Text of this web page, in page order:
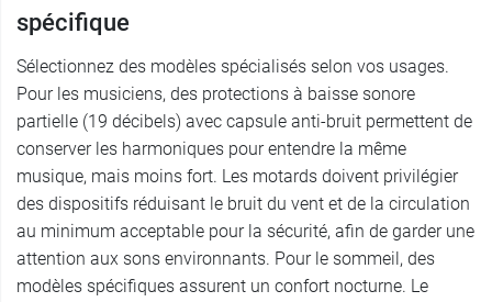
spécifique
Sélectionnez des modèles spécialisés selon vos usages.
Pour les musiciens, des protections à baisse sonore
partielle (19 décibels) avec capsule anti-bruit permettent de
conserver les harmoniques pour entendre la même
musique, mais moins fort. Les motards doivent privilégier
des dispositifs réduisant le bruit du vent et de la circulation
au minimum acceptable pour la sécurité, afin de garder une
attention aux sons environnants. Pour le sommeil, des
modèles spécifiques assurent un confort nocturne. Le